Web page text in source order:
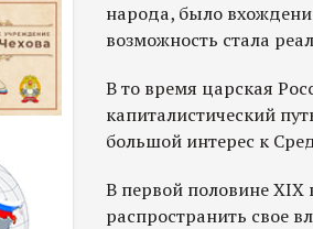
народа, было
возможность стала
В то время царская
капиталистический
большой интерес к
В первой половине XIX
распространить свое